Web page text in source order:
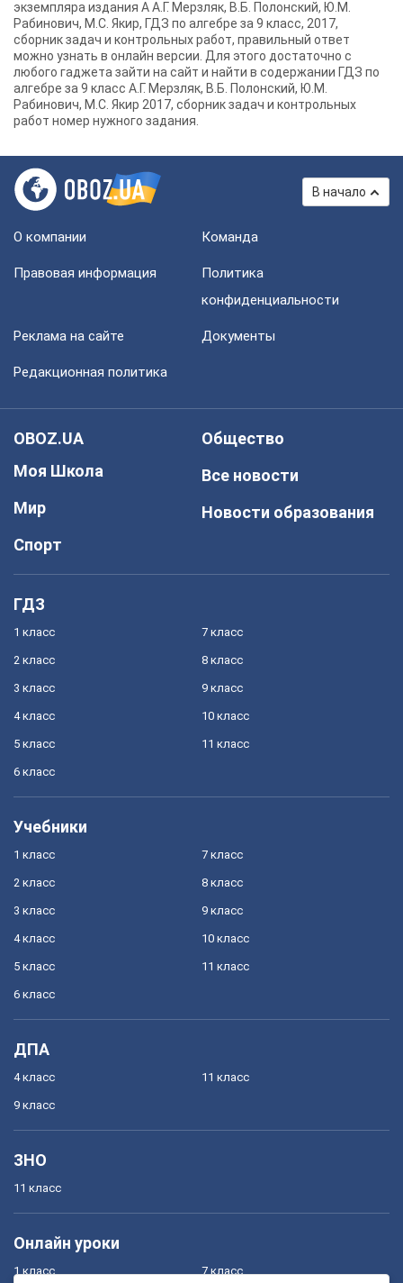
экземпляра издания А А.Г. Мерзляк, В.Б. Полонский, Ю.М.
Рабинович, М.С. Якир, ГДЗ по алгебре за 9 класс, 2017,
сборник задач и контрольных работ, правильный ответ
можно узнать в онлайн версии. Для этого достаточно с
любого гаджета зайти на сайт и найти в содержании ГДЗ по
алгебре за 9 класс А.Г. Мерзляк, В.Б. Полонский, Ю.М.
Рабинович, М.С. Якир 2017, сборник задач и контрольных
работ номер нужного задания.
В начало
О компании Команда
Правовая информация
Политика
конфиденциальности
Реклама на сайте Документы
Редакционная политика
OBOZ.UA
Моя Школа
Мир
Спорт
Общество
Все новости
Новости образования
ГДЗ
1 класс
2 класс
3 класс
4 класс
5 класс
6 класс
7 класс
8 класс
9 класс
10 класс
11 класс
Учебники
1 класс
2 класс
3 класс
4 класс
5 класс
6 класс
7 класс
8 класс
9 класс
10 класс
11 класс
ДПА
4 класс
9 класс
11 класс
ЗНО
11 класс
Онлайн уроки
1 класс 7 класс